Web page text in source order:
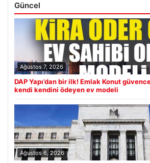
Güncel
Ağustos 7, 2026
DAP Yapı’dan bir ilk! Emlak Konut
kendi kendini ödeyen ev modeli
Ağustos 6, 2026